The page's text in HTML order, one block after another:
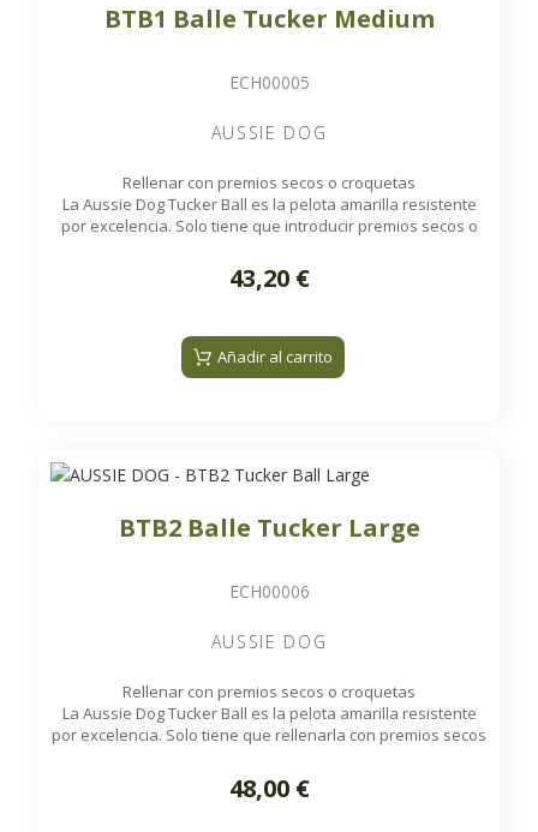
BTB1 Balle Tucker Medium
ECH00005
AUSSIE DOG
Rellenar con premios secos o croquetas
La Aussie Dog Tucker Ball es la pelota amarilla resistente
por excelencia. Solo tiene que introducir premios secos o
entretenimiento en solitario.
Al rodar, la pelota libera las recompensas de forma
aleatoria, mientras que el sonajero interno proporciona
entretenido incluso cuando ya no quedan premios en el
interior.
43,20 €
Añadir al carrito
BTB2 Balle Tucker Large
ECH00006
AUSSIE DOG
Rellenar con premios secos o croquetas
La Aussie Dog Tucker Ball es la pelota amarilla resistente
por excelencia. Solo tiene que rellenarla con premios secos
entretenimiento en solitario.
Al rodar, la pelota libera las recompensas de forma
aleatoria, mientras que el sonajero interno proporciona
48,00 €